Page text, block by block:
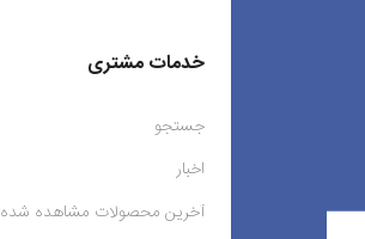
خدمات مشتری
جستجو
اخبار
آخرین محصولات مشاهده شده